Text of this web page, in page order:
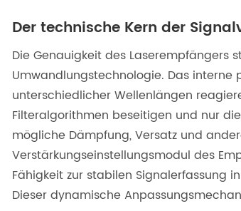
Der technische Kern der
Die Genauigkeit des
Umwandlungstechnologie. Das interne
unterschiedlicher Wellenlängen
Filteralgorithmen beseitigen und nur
mögliche Dämpfung, Versatz und
Verstärkungseinstellungsmodul des
Fähigkeit zur stabilen Signalerfassung
Dieser dynamische